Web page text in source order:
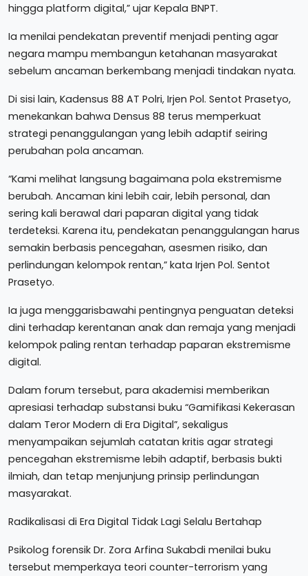
hingga platform digital,” ujar Kepala BNPT.
Ia menilai pendekatan preventif menjadi penting agar
negara mampu membangun ketahanan masyarakat
sebelum ancaman berkembang menjadi tindakan nyata.
Di sisi lain, Kadensus 88 AT Polri, Irjen Pol. Sentot Prasetyo,
menekankan bahwa Densus 88 terus memperkuat
strategi penanggulangan yang lebih adaptif seiring
perubahan pola ancaman.
“Kami melihat langsung bagaimana pola ekstremisme
berubah. Ancaman kini lebih cair, lebih personal, dan
sering kali berawal dari paparan digital yang tidak
terdeteksi. Karena itu, pendekatan penanggulangan harus
semakin berbasis pencegahan, asesmen risiko, dan
perlindungan kelompok rentan,” kata Irjen Pol. Sentot
Prasetyo.
Ia juga menggarisbawahi pentingnya penguatan deteksi
dini terhadap kerentanan anak dan remaja yang menjadi
kelompok paling rentan terhadap paparan ekstremisme
digital.
Dalam forum tersebut, para akademisi memberikan
apresiasi terhadap substansi buku “Gamifikasi Kekerasan
dalam Teror Modern di Era Digital”, sekaligus
menyampaikan sejumlah catatan kritis agar strategi
pencegahan ekstremisme lebih adaptif, berbasis bukti
ilmiah, dan tetap menjunjung prinsip perlindungan
masyarakat.
Radikalisasi di Era Digital Tidak Lagi Selalu Bertahap
Psikolog forensik Dr. Zora Arfina Sukabdi menilai buku
tersebut memperkaya teori counter-terrorism yang